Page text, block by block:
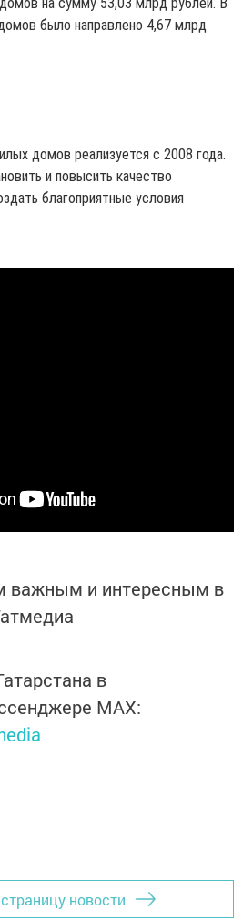
было направлено 4,67 млрд
домов реализуется с 2008 года.
и повысить качество
благоприятные условия
важным и интересным в
в
MАХ:
новости